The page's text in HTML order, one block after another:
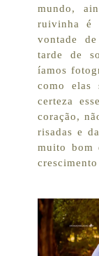
mundo,
ruivinha é
vontade
tarde de
íamos
como elas
certeza
coração,
risadas e
muito bom